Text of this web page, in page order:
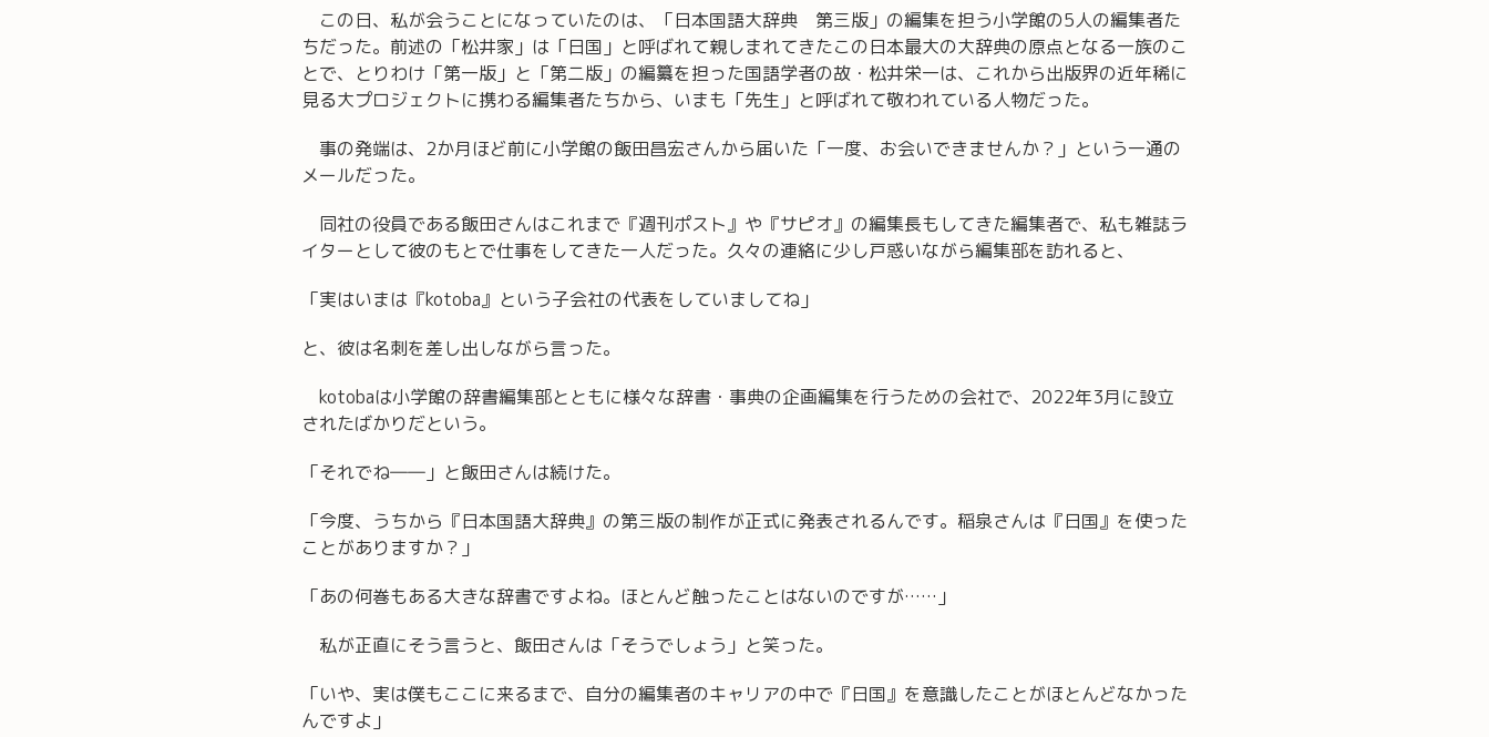
この日、私が会うことになっていたのは、「日本国語大辞典 第三版」の編集を担う小学館の5人の編集者た
ちだった。前述の「松井家」は「日国」と呼ばれて親しまれてきたこの日本最大の大辞典の原点となる一族のこ
とで、とりわけ「第一版」と「第二版」の編纂を担った国語学者の故・松井栄一は、これから出版界の近年稀に
見る大プロジェクトに携わる編集者たちから、いまも「先生」と呼ばれて敬われている人物だった。
事の発端は、2か月ほど前に小学館の飯田昌宏さんから届いた「一度、お会いできませんか？」という一通の
メールだった。
同社の役員である飯田さんはこれまで『週刊ポスト』や『サピオ』の編集長もしてきた編集者で、私も雑誌ラ
イターとして彼のもとで仕事をしてきた一人だった。久々の連絡に少し戸惑いながら編集部を訪れると、
「実はいまは『kotoba』という子会社の代表をしていましてね」
と、彼は名刺を差し出しながら言った。
kotobaは小学館の辞書編集部とともに様々な辞書・事典の企画編集を行うための会社で、2022年3月に設立
されたばかりだという。
「それでね――」と飯田さんは続けた。
「今度、うちから『日本国語大辞典』の第三版の制作が正式に発表されるんです。稲泉さんは『日国』を使った
ことがありますか？」
「あの何巻もある大きな辞書ですよね。ほとんど触ったことはないのですが……」
私が正直にそう言うと、飯田さんは「そうでしょう」と笑った。
「いや、実は僕もここに来るまで、自分の編集者のキャリアの中で『日国』を意識したことがほとんどなかった
んですよ」